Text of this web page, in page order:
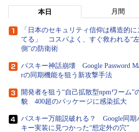
本日 月間
「日本のセキュリティ信仰は構造的に
てる」 コスパよく、すぐ救われる“
側”の防衛術
パスキー神話崩壊 Google Password
rの同期機能を狙う新攻撃手法
開発者を狙う“自己拡散型npmワーム”
貌 400超のパッケージに感染拡大
パスキー万能説破れる？ Google同期
キー実装に見つかった“想定外の穴”